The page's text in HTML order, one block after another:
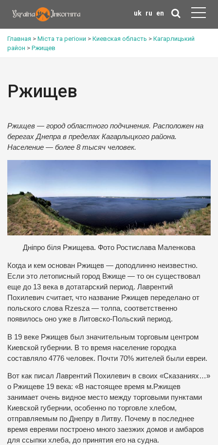
uk ru en
Главная > Міста та регіони > Киевская область > Кагарлицький
район > Ржищев
Ржищев
Ржищев — город областного подчинения. Расположен на
берегах Днепра в пределах Кагарлыцкого района.
Население — более 8 тысяч человек.
Дніпро біля Ржищева. Фото Ростислава Маленкова
Когда и кем основан Ржищев — доподлинно неизвестно.
Если это летописный город Вжище — то он существовал
еще до 13 века в дотатарский период. Лаврентий
Похилевич считает, что название Ржищев переделано от
польского слова Rzesza — толпа, соответственно
появилось оно уже в Литовско-Польский период.
В 19 веке Ржищев был значительным торговым центром
Киевской губернии. В то время население городка
составляло 4776 человек. Почти 70% жителей были евреи.
Вот как писал Лаврентий Похилевич в своих «Сказаниях…»
о Ржищеве 19 века: «В настоящее время м.Ржищев
занимает очень видное место между торговыми пунктами
Киевской губернии, особенно по торговле хлебом,
отправляемым по Днепру в Литву. Почему в последнее
время евреями построено много заезжих домов и амбаров
для ссыпки хлеба, до принятия его на судна.